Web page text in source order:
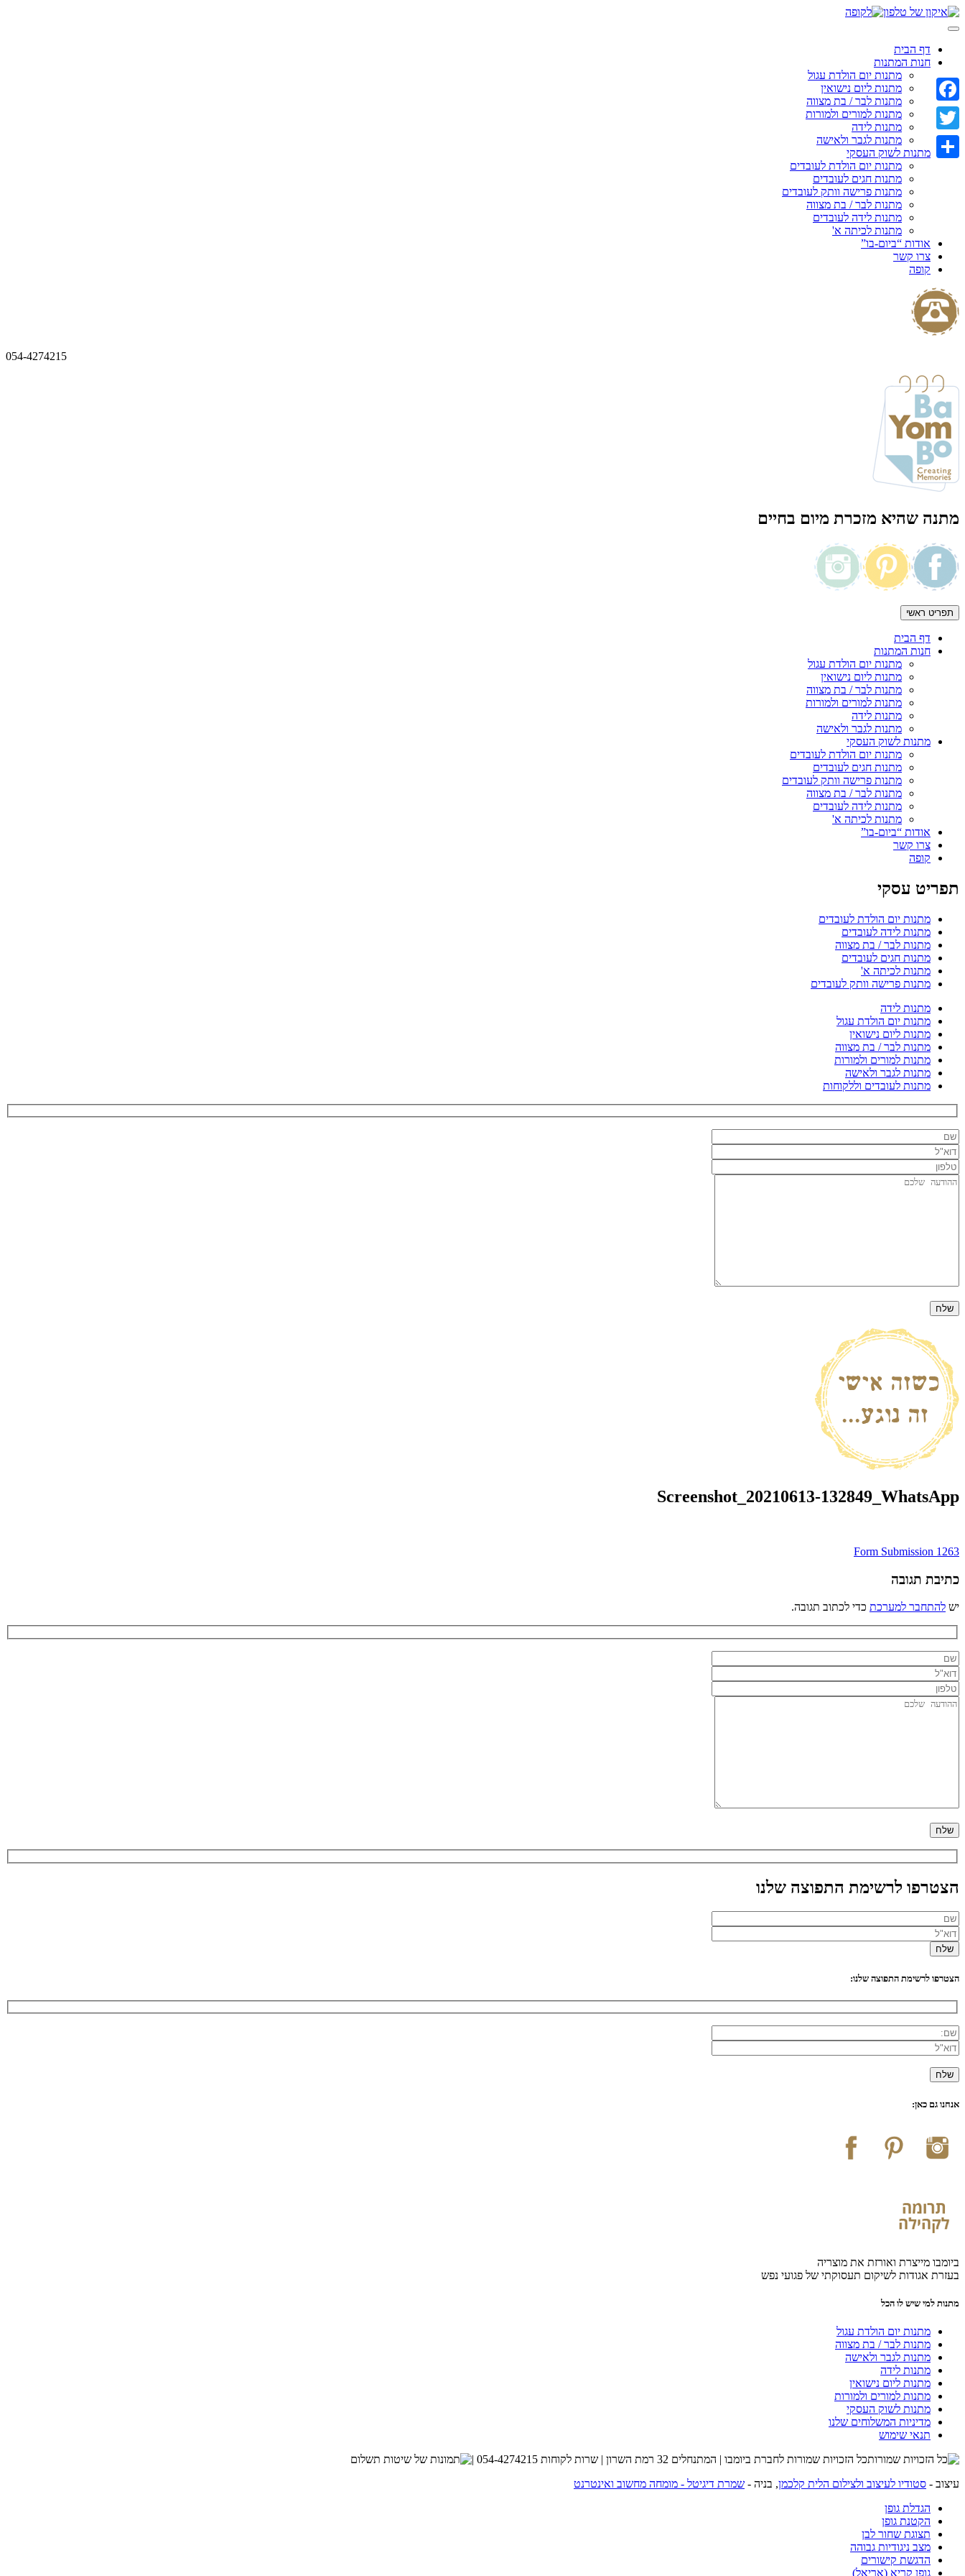
Skip
to
דף הבית
חנות המתנות
מתנות יום הולדת עגול
מתנות ליום נישואין
מתנות לבר / בת מצווה
מתנות למורים ולמורות
מתנות לידה
מתנות לגבר ולאישה
מתנות לשוק העסקי
מתנות יום הולדת לעובדים
מתנות חגים לעובדים
מתנות פרישה וותק לעובדים
מתנות לבר / בת מצווה
מתנות לידה לעובדים
מתנות לכיתה א'
אודות “ביום-בו”
צרו קשר
קופה
054-4274215
מתנה שהיא מזכרת מיום בחיים
תפריט ראשי
דף הבית
חנות המתנות
מתנות יום הולדת עגול
מתנות ליום נישואין
מתנות לבר / בת מצווה
מתנות למורים ולמורות
מתנות לידה
מתנות לגבר ולאישה
מתנות לשוק העסקי
מתנות יום הולדת לעובדים
מתנות חגים לעובדים
מתנות פרישה וותק לעובדים
מתנות לבר / בת מצווה
מתנות לידה לעובדים
מתנות לכיתה א'
אודות “ביום-בו”
צרו קשר
קופה
תפריט עסקי
מתנות יום הולדת לעובדים
מתנות לידה לעובדים
מתנות לבר / בת מצווה
מתנות חגים לעובדים
מתנות לכיתה א'
מתנות פרישה וותק לעובדים
מתנות לידה
מתנות יום הולדת עגול
מתנות ליום נישואין
מתנות לבר / בת מצווה
מתנות למורים ולמורות
מתנות לגבר ולאישה
מתנות לעובדים וללקוחות
Screenshot_20210613-132849_WhatsApp
ניווט
Form Submission 1263
כתיבת תגובה
יש להתחבר למערכת כדי לכתוב תגובה.
הצטרפו לרשימת התפוצה שלנו
הצטרפו לרשימת התפוצה שלנו:
אנחנו גם כאן:
ביומבו מייצרת ואורזת את מוצריה
בעזרת אגודות לשיקום תעסוקתי של פגועי נפש
מתנות למי שיש לו הכל
מתנות יום הולדת עגול
מתנות לבר / בת מצווה
מתנות לגבר ולאישה
מתנות לידה
מתנות ליום נישואין
מתנות למורים ולמורות
מתנות לשוק העסקי
מדיניות המשלוחים שלנו
תנאי שימוש
כל הזכויות שמורות לחברת ביומבו | המתנחלים 32 רמת השרון | שרות לקוחות 054-4274215 |
עיצוב - סטודיו לעיצוב ולצילום הלית קלכמן, בניה - שמרת דיגיטל - מומחה מחשוב ואינטרנט
Facebook
Twitter
הגדלת גופן
הקטנת גופן
תצוגת שחור לבן
מצב ניגודיות גבוהה
הדגשת קישורים
גופן קריא (אריאל)